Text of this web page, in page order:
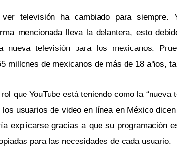
televisión ha cambiado para
mencionada lleva la delantera, esto
televisión para los mexicanos.
millones de mexicanos de más de 18 años,
que YouTube está teniendo como la “nueva
los usuarios de video en línea en México
explicarse gracias a que su programación
para las necesidades de cada usuario.